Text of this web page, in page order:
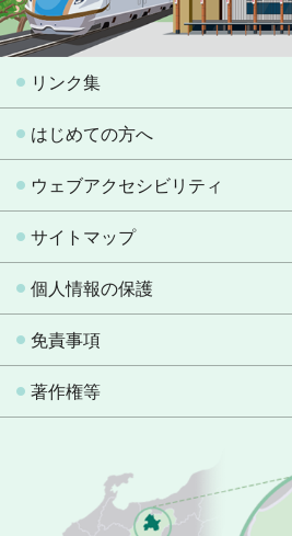
リンク集
はじめての方へ
ウェブアクセシビリティ
サイトマップ
個人情報の保護
免責事項
著作権等